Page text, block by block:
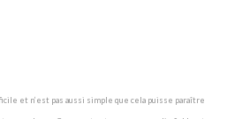
et n’est pas aussi simple que cela puisse paraître